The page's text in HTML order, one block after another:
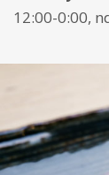
12:00-0:00,